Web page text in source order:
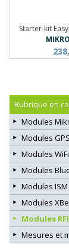
Starter-kit
Rubrique en
Modules
Modules
Modules WiFi
Modules
Modules ISM
Modules
Modules
Mesures et